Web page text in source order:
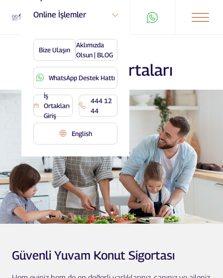
Online İşlemler
Bize Ulaşın
Aklımızda
Olsun | BLOG
WhatsApp Destek Hattı
İş
Ortakları
Giriş
444 12
44
English
Konut Sigortaları
Güvenli Yuvam Konut Sigortası